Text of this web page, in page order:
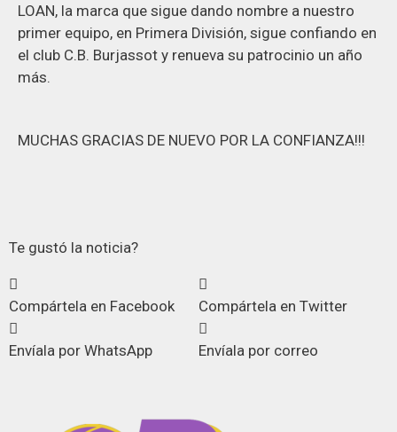
LOAN, la marca que sigue dando nombre a nuestro
primer equipo, en Primera División, sigue confiando en
el club C.B. Burjassot y renueva su patrocinio un año
más.
MUCHAS GRACIAS DE NUEVO POR LA CONFIANZA!!!
Te gustó la noticia?
Compártela en Facebook Compártela en Twitter
Envíala por WhatsApp Envíala por correo